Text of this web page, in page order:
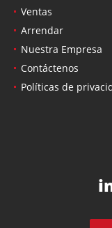
Ventas
Arrendar
Nuestra Empresa
Contáctenos
Políticas de